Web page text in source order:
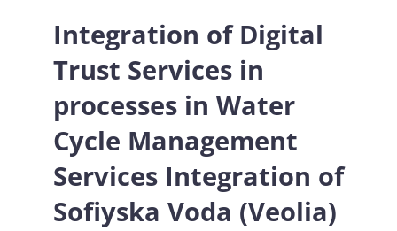
Integration of Digital
Trust Services in
processes in Water
Cycle Management
Services Integration of
Sofiyska Voda (Veolia)